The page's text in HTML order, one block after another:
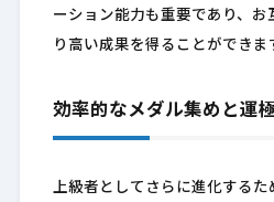
ーション能力も重要であり、お
り高い成果を得ることができま
効率的なメダル集めと運
上級者としてさらに進化するた